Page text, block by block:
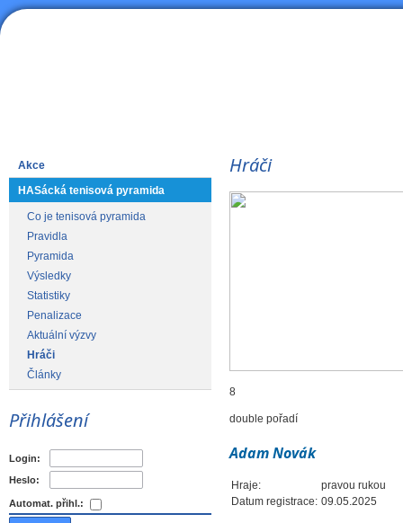
Akce
HASácká tenisová pyramida
Co je tenisová pyramida
Pravidla
Pyramida
Výsledky
Statistiky
Penalizace
Aktuální výzvy
Hráči
Články
Přihlášení
Login:
Heslo:
Automat. přihl.:
Hráči
8
double pořadí
Adam Novák
Hraje:
pravou rukou
Datum registrace: 09.05.2025